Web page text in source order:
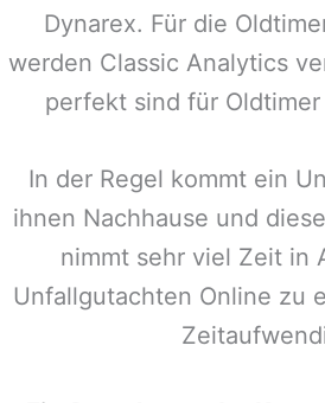
Dynarex. Für die
werden Classic Analytics
perfekt sind für
In der Regel kommt ein
ihnen Nachhause und
nimmt sehr viel Zeit in
Unfallgutachten Online zu